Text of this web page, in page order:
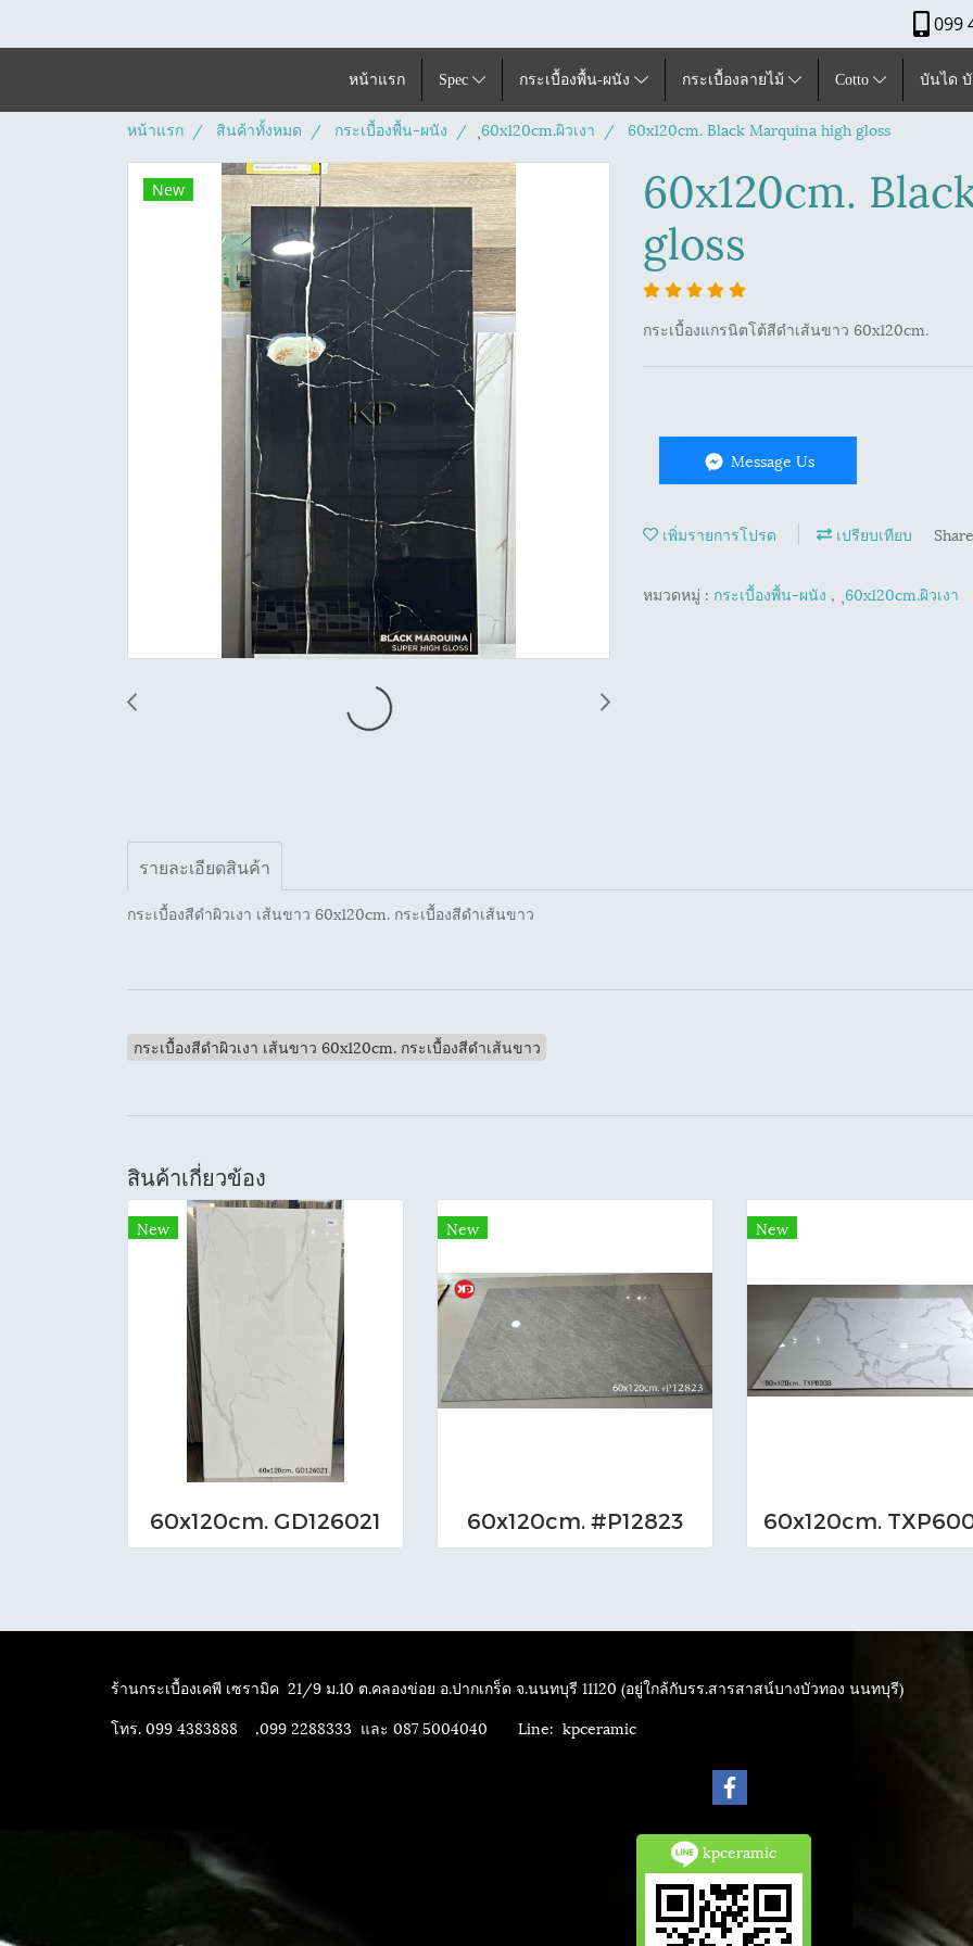
099
หน้าแรก Spec กระเบื้องพื้น-ผนัง กระเบื้องลายไม้ Cotto บันได
หน้าแรก สินค้าทั้งหมด กระเบื้องพื้น-ผนัง ุ60x120cm.ผิวเงา 60x120cm. Black Marquina high gloss
New
60x120cm.
gloss
กระเบื้องแกรนิตโต้สีดำเส้นขาว 60x120cm.
Message Us
เพิ่มรายการโปรด เปรียบเทียบ Share
หมวดหมู่ : กระเบื้องพื้น-ผนัง , ุ60x120cm.ผิวเงา
รายละเอียดสินค้า
กระเบื้องสีดำผิวเงา เส้นขาว 60x120cm. กระเบื้องสีดำเส้นขาว
กระเบื้องสีดำผิวเงา เส้นขาว 60x120cm. กระเบื้องสีดำเส้นขาว
สินค้าเกี่ยวข้อง
New
60x120cm. GD126021
New
60x120cm. #P12823
New
ร้านกระเบื้องเคพี เซรามิค 21/9 ม.10 ต.คลองข่อย อ.ปากเกร็ด จ.นนทบุรี 11120 (อยู่ใกล้กับรร.สารสาสน์บางบัวทอง นนทบุรี)
โทร. 099 4383888 ,099 2288333 และ 087 5004040 Line: kpceramic
kpceramic